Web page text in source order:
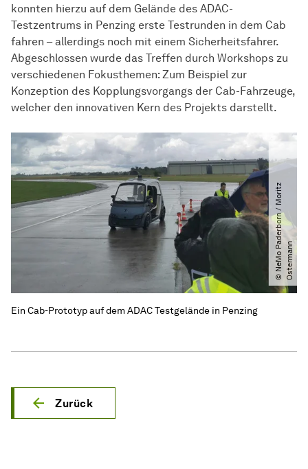
konnten hierzu auf dem Gelände des ADAC-
Testzentrums in Penzing erste Testrunden in dem Cab
fahren – allerdings noch mit einem Sicherheitsfahrer.
Abgeschlossen wurde das Treffen durch Workshops zu
verschiedenen Fokusthemen: Zum Beispiel zur
Konzeption des Kopplungsvorgangs der Cab-Fahrzeuge,
welcher den innovativen Kern des Projekts darstellt.
©
N
e
M
o
Pa
d
e
r
b
o
r
n
​
/​
M
o
r
i
t
z
O
s
t
e
r
m
a
nn
Ein Cab-Prototyp auf dem ADAC Testgelände in Penzing
Zurück